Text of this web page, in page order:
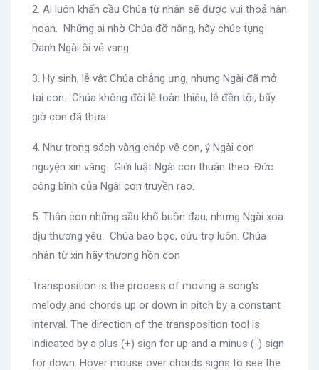
2. Ai luôn khẩn cầu Chúa từ nhân sẽ được vui thoả hân
hoan. Những ai nhờ Chúa đỡ nâng, hãy chúc tụng
Danh Ngài ôi vẻ vang.
3. Hy sinh, lễ vật Chúa chẳng ưng, nhưng Ngài đã mở
tai con. Chúa không đòi lễ toàn thiêu, lễ đền tội, bấy
giờ con đã thưa:
4. Như trong sách vàng chép về con, ý Ngài con
nguyện xin vâng. Giới luật Ngài con thuận theo. Đức
công bình của Ngài con truyền rao.
5. Thân con những sầu khổ buồn đau, nhưng Ngài xoa
dịu thương yêu. Chúa bao bọc, cứu trợ luôn. Chúa
nhân từ xin hãy thương hồn con
Transposition is the process of moving a song's
melody and chords up or down in pitch by a constant
interval. The direction of the transposition tool is
indicated by a plus (+) sign for up and a minus (-) sign
for down. Hover mouse over chords signs to see the